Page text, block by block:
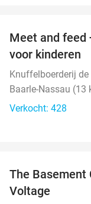
Meet and feed
voor kinderen
Knuffelboerderij
Baarle-Nassau (13
Verkocht: 428
The Basement
Voltage